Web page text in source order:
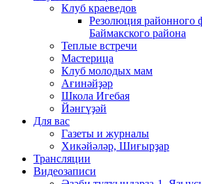
Клуб краеведов
Резолюция районного
Баймакского района
Теплые встречи
Мастерица
Клуб молодых мам
Ағинәйҙәр
Школа Игебая
Йәнгүҙәй
Для вас
Газеты и журналы
Хикәйәләр, Шиғырҙар
Трансляции
Видеозаписи